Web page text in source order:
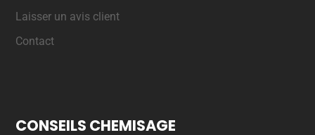
Laisser un avis client
Contact
CONSEILS CHEMISAGE